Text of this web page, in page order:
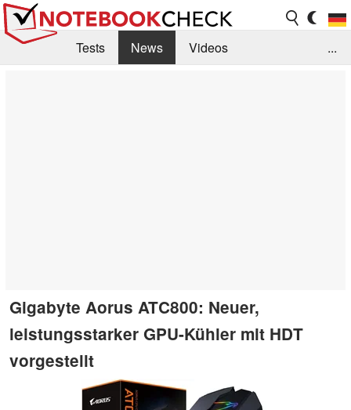
Tests News
Videos
...
Gigabyte Aorus ATC800: Neuer,
leistungsstarker GPU-Kühler mit HDT
vorgestellt